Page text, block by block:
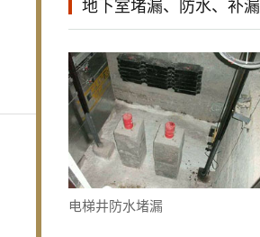
地下室堵漏、防水、补漏
电梯井防水堵漏